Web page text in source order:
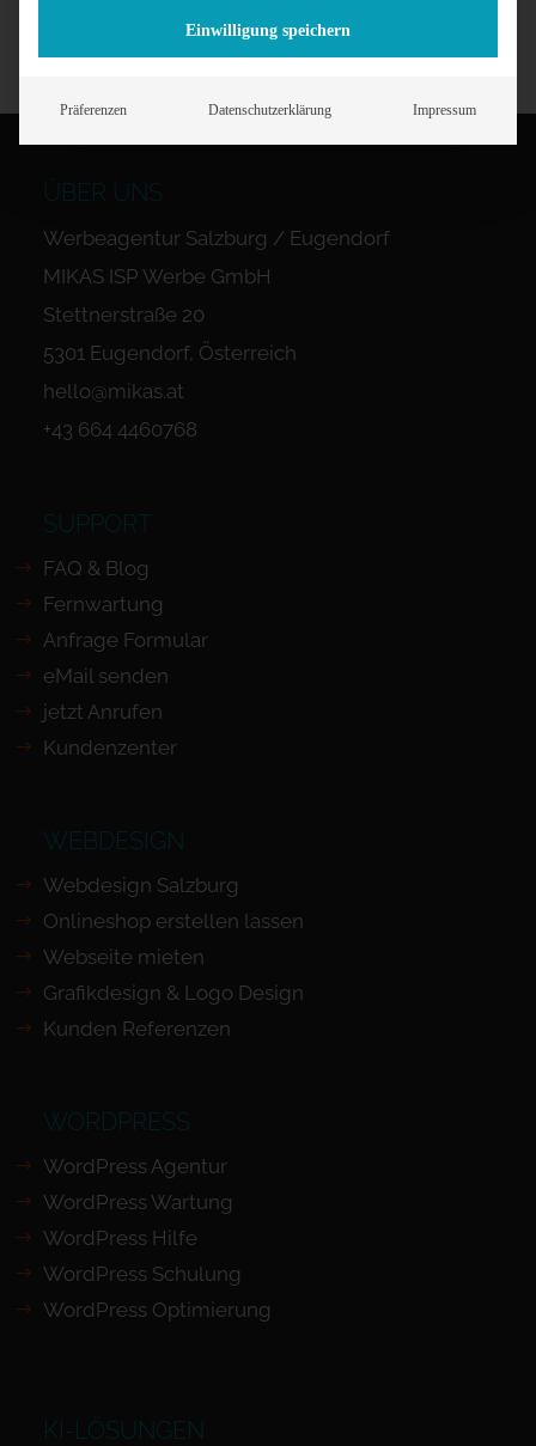
ÜBER UNS
Werbeagentur Salzburg / Eugendorf
MIKAS ISP Werbe GmbH
Stettnerstraße 20
5301 Eugendorf, Österreich
hello@mikas.at
+43 664 4460768
SUPPORT
FAQ & Blog
Fernwartung
Anfrage Formular
eMail senden
jetzt Anrufen
Kundenzenter
WEBDESIGN
Webdesign Salzburg
Onlineshop erstellen lassen
Webseite mieten
Grafikdesign & Logo Design
Kunden Referenzen
WORDPRESS
WordPress Agentur
WordPress Wartung
WordPress Hilfe
WordPress Schulung
WordPress Optimierung
KI-LÖSUNGEN
Einwilligung speichern
Präferenzen Datenschutzerklärung Impressum